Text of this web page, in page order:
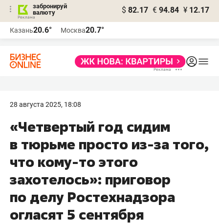
забронируй
валюту
$ 82.17 € 94.84 ¥ 12.17
Казань20.6° Москва20.7°
28 августа 2025, 18:08
«Четвертый год сидим
в тюрьме просто из-за того,
что кому-то этого
захотелось»: приговор
по делу Ростехнадзора
огласят 5 сентября